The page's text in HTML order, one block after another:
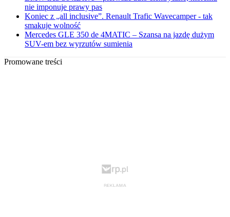
nie imponuje prawy pas
Koniec z „all inclusive”. Renault Trafic Wavecamper - tak
smakuje wolność
Mercedes GLE 350 de 4MATIC – Szansa na jazdę dużym
SUV-em bez wyrzutów sumienia
Promowane treści